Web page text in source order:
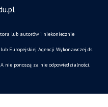
lub autorów i niekoniecznie
Europejskiej Agencji Wykonawczej ds.
nie ponoszą za nie odpowiedzialności.